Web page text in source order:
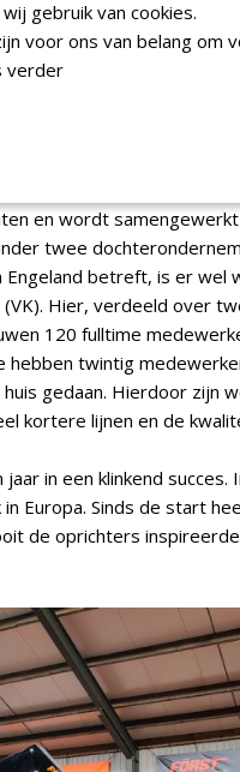
te worden
af op het moment dat
machines kregen een
enthousiaste dealers
verhuisd naar het
netwerk van vandaag,
en wordt
twee
betreft, is er wel
Hier, verdeeld over
120 fulltime
hebben twintig
gedaan. Hierdoor zijn
kortere lijnen en de
in een klinkend succes.
Europa. Sinds de start
de oprichters
gebruik van cookies.
voor ons van belang om
verder